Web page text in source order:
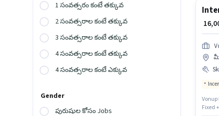
1 సంవత్సరం కంటే తక్కువ
2 సంవత్సరాల కంటే తక్కువ
3 సంవత్సరాల కంటే తక్కువ
4 సంవత్సరాల కంటే తక్కువ
4 సంవత్సరాల కంటే ఎక్కువ
Gender
పురుషుల కోసం Jobs
₹